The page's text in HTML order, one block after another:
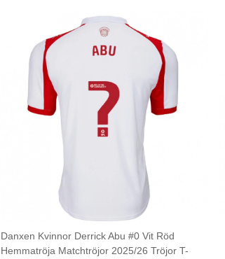
Danxen Kvinnor Derrick Abu #0 Vit Röd
Hemmatröja Matchtröjor 2025/26 Tröjor T-